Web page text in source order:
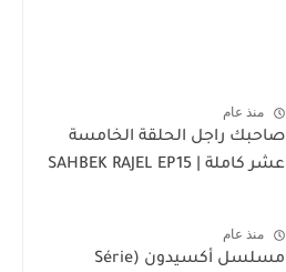
منذ عام
صاحبك راجل الحلقة الخامسة
عشر كاملة | SAHBEK RAJEL EP15
منذ عام
مسلسل أكسيدون (Série